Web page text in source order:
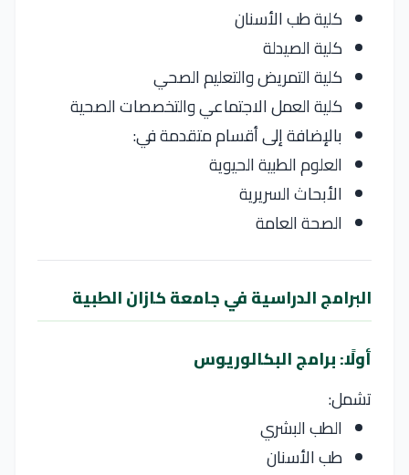
كلية طب الأسنان
كلية الصيدلة
كلية التمريض والتعليم الصحي
كلية العمل الاجتماعي والتخصصات الصحية
بالإضافة إلى أقسام متقدمة في:
العلوم الطبية الحيوية
الأبحاث السريرية
الصحة العامة
البرامج الدراسية في جامعة كازان الطبية
أولًا: برامج البكالوريوس
تشمل:
الطب البشري
طب الأسنان